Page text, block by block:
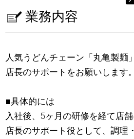
業務内容
人気うどんチェーン「丸亀製麺
店長のサポートをお願いします。
■具体的には
入社後、5ヶ月の研修を経て店舗
店長のサポート役として、調理